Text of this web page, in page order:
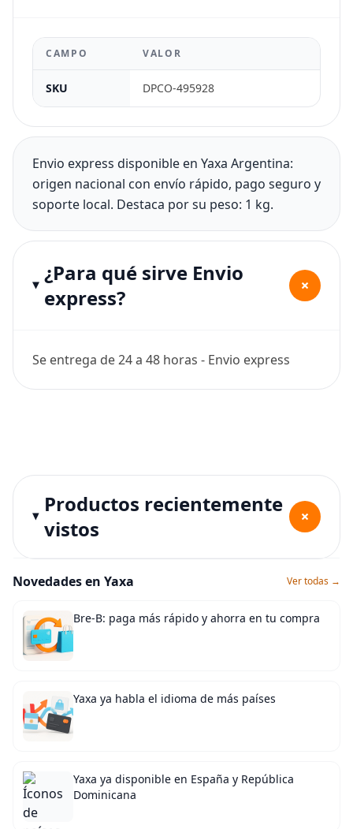
CAMPO VALOR
SKU DPCO-495928
Envio express disponible en Yaxa Argentina:
origen nacional con envío rápido, pago seguro y
soporte local. Destaca por su peso: 1 kg.
¿Para qué sirve Envio
express?
+
Se entrega de 24 a 48 horas - Envio express
Productos recientemente
vistos
+
Novedades en Yaxa Ver todas →
Bre-B: paga más rápido y ahorra en tu compra
Yaxa ya habla el idioma de más países
Yaxa ya disponible en España y República
Dominicana